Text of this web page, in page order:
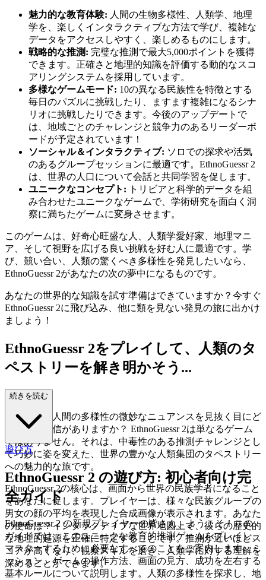
魅力的な教育体験: 人間の生物多様性、人類学、地理
学を、楽しくインタラクティブな方法で学び、複雑な
データをアクセスしやすく、楽しめるものにします。
戦略的な推測: 完璧な推測で最大5,000ポイントを獲得
できます。正確さと地理的知識を評価する動的なスコ
アリングシステムを採用しています。
多様なゲームモード: 10の異なる民族性を特徴とする
毎日のパズルに挑戦したり、ますます複雑になるシナ
リオに挑戦したりできます。今後のアップデートで
は、地域ごとのチャレンジと競争力のあるリーダーボ
ードが予定されています！
ソーシャル＆インタラクティブ: ソロでの探求や活気
のあるグループセッションに最適です。EthnoGuessr 2
は、世界の人口について会話と共同学習を促します。
ユニークなコンセプト: トリビアと科学的データを組
み合わせたユニークなゲームで、学術研究を面白く洞
察に満ちたゲームに変身させます。
このゲームは、好奇心旺盛な人、人類学愛好家、地理マニ
ア、そして視野を広げる良い挑戦を好む人に最適です。学
び、競い合い、人類の驚くべき多様性を発見したいなら、
EthnoGuessr 2があなたの次の夢中になるものです。
あなたの世界的な知識を試す準備はできていますか？今すぐ
EthnoGuessr 2に飛び込み、他に類を見ない発見の旅に出かけ
ましょう！
EthnoGuessr 2をプレイして、人類のタ
ペストリーを解き明かそう...
！
あなたは、人間の多様性の微妙なニュアンスを見抜く目にど
れほどの自信がありますか？ EthnoGuessr 2は単なるゲーム
ではありません。それは、中毒性のある推測チャレンジとし
て巧妙に姿を変えた、世界の豊かな人類集団のタペストリー
への魅力的な旅です。
EthnoGuessr 2の核心は、画面から世界の民族学者になること
をあなたに促します。プレイヤーは、様々な民族グループの
男女の顔の平均を表現した合成画像が表示されます。あなた
の使命は？インタラクティブな世界地図上で、彼らの歴史的
な地理的起源を正確に特定することです。推測が近いほどス
コアが高くなり、観察スキルを磨き、人類学に対する理解を
深めることができます。
続きを読む
遊び方
EthnoGuessr 2 の遊び方: 初心者向け完
全ガイド
EthnoGuessr 2 の新規プレイヤーの皆さん、ようこそ！この
ガイドでは、このユニークな教育的推測ゲームをプレイし、
マスターするために必要なすべてのことをご案内します。ミ
ッション、ゲームの操作方法、画面の見方、成功を左右する
基本ルールについて説明します。人類の多様性を探求し、地